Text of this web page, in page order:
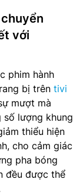
với
phim hành
bị trên tivi
mượt mà
số lượng khung
thiểu hiện
cho cảm giác
pha bóng
đều được thể